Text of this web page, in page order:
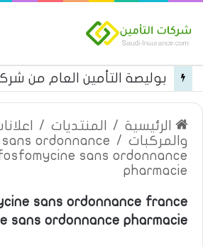
الرئيسية / المنتديات /
والمركبات /
ordonnance
sans ordonnance
pharmacie
sans ordonnance france
sans ordonnance pharmacie